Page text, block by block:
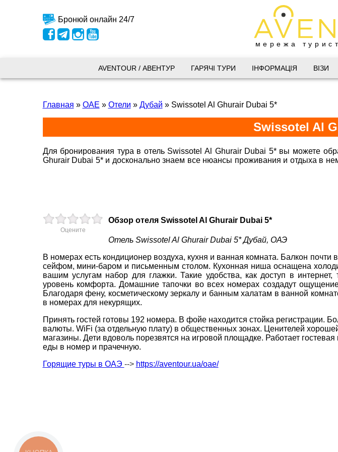
Бронюй онлайн 24/7
мережа
+38 (067) 180-32-43
+38 (099) 180-32-43,
+38 (093) 180-32-43,
0800 33 01 80
kyiv@aventour.ua
Пн. - Пт. 9:00 - 18:00
Запоріжжя
пр. Соборний 216
+38 (067) 180-32-43,
+38 (099) 180-32-43,
+38 (093) 180-32-43,
0800 33 01 80
Пн. - Пт. 9:00 - 18:00
Сб 10:00 - 15:00
AVENTOUR / АВЕНТУР ГАРЯЧІ ТУРИ ІНФОРМАЦІЯ ВІЗИ
Главная » ОАЕ » Отели » Дубай » Swissotel Al Ghurair Dubai 5*
Swissotel Al
Для бронирования тура в отель Swissotel Al Ghurair Dubai 5* вы можете
Ghurair Dubai 5* и досконально знаем все нюансы проживания и отдыха в
Оцените
Обзор отеля Swissotel Al Ghurair Dubai 5*
Отель Swissotel Al Ghurair Dubai 5* Дубай, ОАЭ
В номерах есть кондиционер воздуха, кухня и ванная комната. Балкон почти
сейфом, мини-баром и письменным столом. Кухонная ниша оснащена
вашим услугам набор для глажки. Такие удобства, как доступ в
уровень комфорта. Домашние тапочки во всех номерах создадут
Благодаря фену, косметическому зеркалу и банным халатам в ванной
в номерах для некурящих.
Принять гостей готовы 192 номера. В фойе находится стойка регистрации.
валюты. WiFi (за отдельную плату) в общественных зонах. Ценителей
магазины. Дети вдоволь порезвятся на игровой площадке. Работает
еды в номер и прачечную.
Горящие туры в ОАЭ --> https://aventour.ua/oae/
*ВАШЕ ІМ'Я
*E-MAIL
*ТЕЛЕФОН